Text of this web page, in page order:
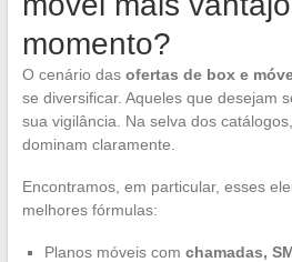
momento?
O cenário das ofertas de box e
se diversificar. Aqueles que desejam
sua vigilância. Na selva dos
dominam claramente.
Encontramos, em particular, esses
melhores fórmulas:
Planos móveis com chamadas,